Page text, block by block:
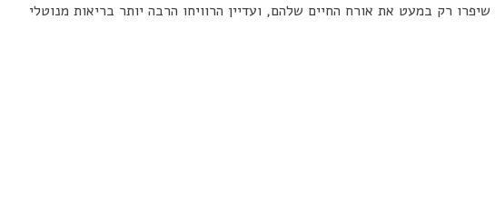
רק במעט את אורח החיים שלהם, ועדיין הרוויחו הרבה יותר בריאות מנוטלי